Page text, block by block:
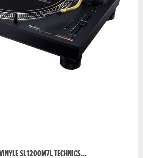
VINYLE SL1200M7L TECHNICS...